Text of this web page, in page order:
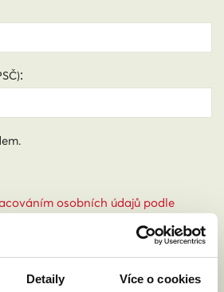
Detaily Více o cookies
:
osobních údajů podle